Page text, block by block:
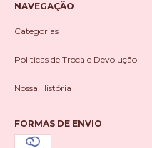
NAVEGAÇÃO
Categorias
Politicas de Troca e Devolução
Nossa História
FORMAS DE ENVIO